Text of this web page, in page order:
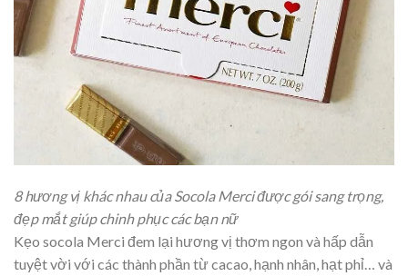
8 hương vị khác nhau của Socola Merci được gói sang trọng,
đẹp mắt giúp chinh phục các bạn nữ
Kẹo socola Merci đem lại hương vị thơm ngon và hấp dẫn
tuyệt vời với các thành phần từ cacao, hạnh nhân, hạt phỉ… và